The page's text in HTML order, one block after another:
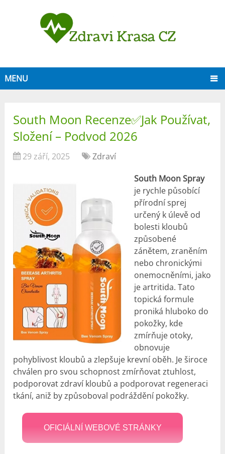
MENU
South Moon Recenze✅Jak Používat,
Složení – Podvod 2026
29 září, 2025
Zdraví
South Moon Spray
je rychle působící
přírodní sprej
určený k úlevě od
bolesti kloubů
způsobené
zánětem, zraněním
nebo chronickými
onemocněními, jako
je artritida. Tato
topická formule
proniká hluboko do
pokožky, kde
zmírňuje otoky,
obnovuje
pohyblivost kloubů a zlepšuje krevní oběh. Je široce
chválen pro svou schopnost zmírňovat ztuhlost,
podporovat zdraví kloubů a podporovat regeneraci
tkání, aniž by způsoboval podráždění pokožky.
OFICIÁLNÍ WEBOVÉ STRÁNKY